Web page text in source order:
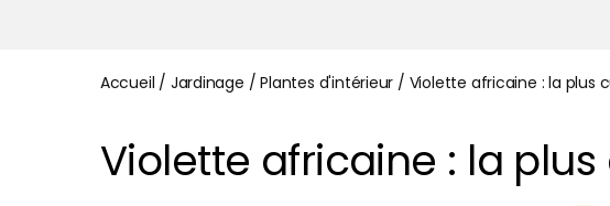
Accueil / Jardinage /Plantes d'intérieur / Violette africaine : la plus
Violette africaine : la